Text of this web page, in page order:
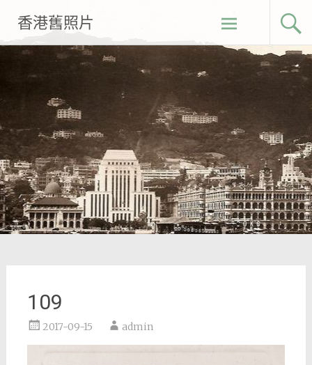
content
香港舊照片
109
2017-09-15 admin